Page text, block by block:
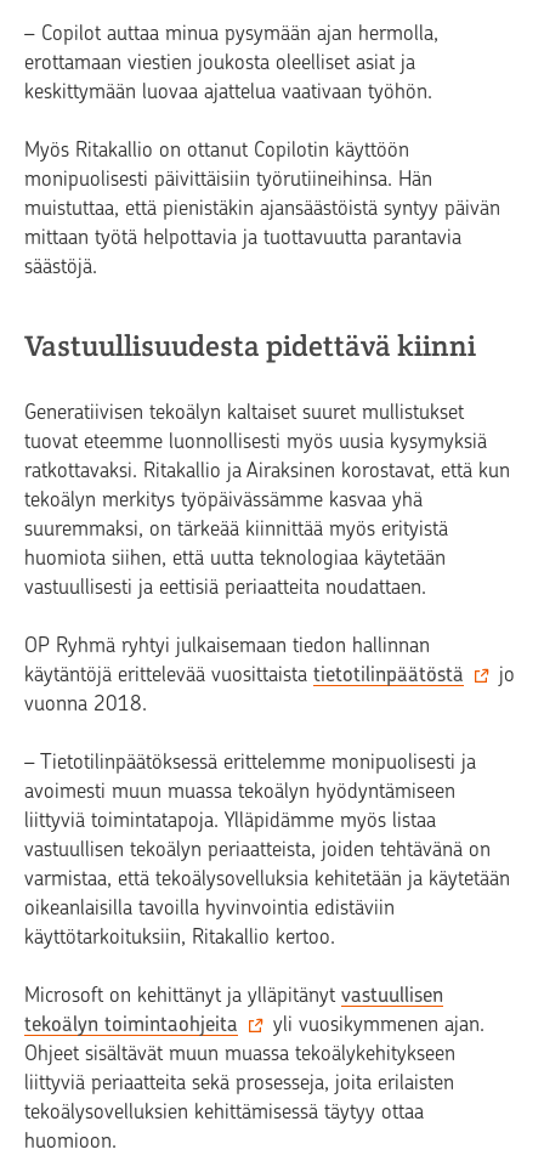
– Copilot auttaa minua pysymään ajan hermolla,
erottamaan viestien joukosta oleelliset asiat ja
keskittymään luovaa ajattelua vaativaan työhön.
Myös Ritakallio on ottanut Copilotin käyttöön
monipuolisesti päivittäisiin työrutiineihinsa. Hän
muistuttaa, että pienistäkin ajansäästöistä syntyy päivän
mittaan työtä helpottavia ja tuottavuutta parantavia
säästöjä.
Vastuullisuudesta pidettävä kiinni
Generatiivisen tekoälyn kaltaiset suuret mullistukset
tuovat eteemme luonnollisesti myös uusia kysymyksiä
ratkottavaksi. Ritakallio ja Airaksinen korostavat, että kun
tekoälyn merkitys työpäivässämme kasvaa yhä
suuremmaksi, on tärkeää kiinnittää myös erityistä
huomiota siihen, että uutta teknologiaa käytetään
vastuullisesti ja eettisiä periaatteita noudattaen.
OP Ryhmä ryhtyi julkaisemaan tiedon hallinnan
käytäntöjä erittelevää vuosittaista tietotilinpäätöstä
jo
vuonna 2018.
– Tietotilinpäätöksessä erittelemme monipuolisesti ja
avoimesti muun muassa tekoälyn hyödyntämiseen
liittyviä toimintatapoja. Ylläpidämme myös listaa
vastuullisen tekoälyn periaatteista, joiden tehtävänä on
varmistaa, että tekoälysovelluksia kehitetään ja käytetään
oikeanlaisilla tavoilla hyvinvointia edistäviin
käyttötarkoituksiin, Ritakallio kertoo.
Microsoft on kehittänyt ja ylläpitänyt vastuullisen
tekoälyn toimintaohjeita
yli vuosikymmenen ajan.
Ohjeet sisältävät muun muassa tekoälykehitykseen
liittyviä periaatteita sekä prosesseja, joita erilaisten
tekoälysovelluksien kehittämisessä täytyy ottaa
huomioon.